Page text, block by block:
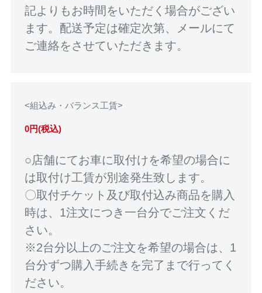
記よりもお時間をいただく場合がござい
ます。配送予定は確定次第、メールにて
ご連絡をさせていただきます。
<組込み・バランス工賃>
0円(税込)
○店舗にてお車に取付けを希望の場合に
は取付け工賃が別途発生致します。
〇取付チケット及び取付込み商品を購入
時は、1注文につき一台分でご注文くだ
さい。
※2台分以上のご注文を希望の場合は、1
台分ずつ購入手続きを完了まで行ってく
ださい。